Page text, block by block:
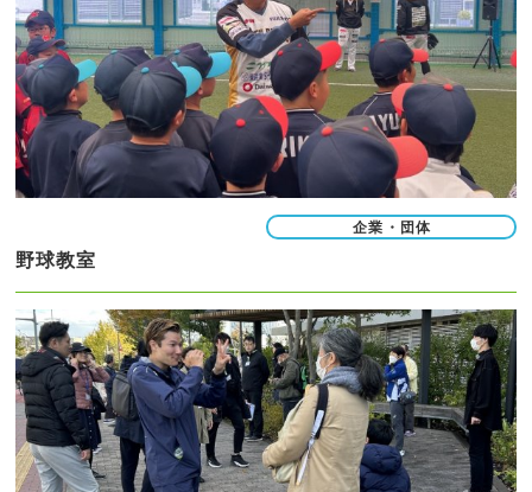
企業・団体
野球教室